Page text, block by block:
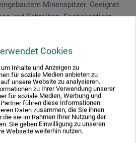
Cookies
Inhalte und Anzeigen zu
für soziale Medien anbieten zu
unsere Website zu analysieren.
zu Ihrer Verwendung unserer
für soziale Medien, Werbung und
führen diese Informationen
Daten zusammen, die Sie ihnen
sie im Rahmen Ihrer Nutzung der
Sie geben Einwilligung zu unseren
Webseite weiterhin nutzen.
Minen­spitzer. Geeignet
und Schreiben. Sechs­kantiger,
(0)
Bewertung zu diesem Produkt